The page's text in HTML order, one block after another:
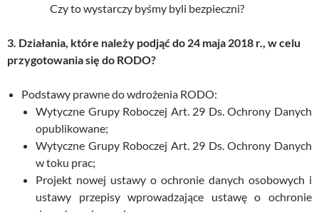
Czy to wystarczy byśmy byli bezpieczni?
3. Działania, które należy podjąć do 24 maja 2018 r., w celu
przygotowania się do RODO?
Podstawy prawne do wdrożenia RODO:
Wytyczne Grupy Roboczej Art. 29 Ds. Ochrony Danych
opublikowane;
Wytyczne Grupy Roboczej Art. 29 Ds. Ochrony Danych
w toku prac;
Projekt nowej ustawy o ochronie danych osobowych i
ustawy przepisy wprowadzające ustawę o ochronie